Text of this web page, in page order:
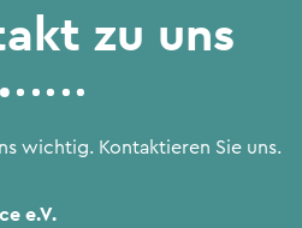
zu uns
wichtig. Kontaktieren Sie uns.
e.V.